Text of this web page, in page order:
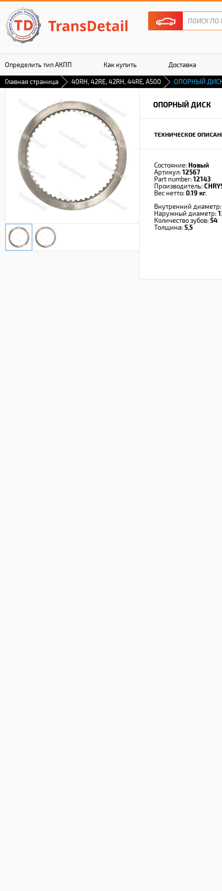
Определить тип АКПП Как купить Доставка
Гарантия
Главная страница 40RH, 42RE, 42RH, 44RE, A500 ОПОРНЫЙ
ОПОРНЫЙ ДИСК
ТЕХНИЧЕСКОЕ
Состояние: Новый
Артикул: 12567
Part number: 12143
Производитель:
Вес нетто: 0.19 кг.
Внутренний
Наружный диаметр:
Количество зубов: 54
Толщина: 5,5